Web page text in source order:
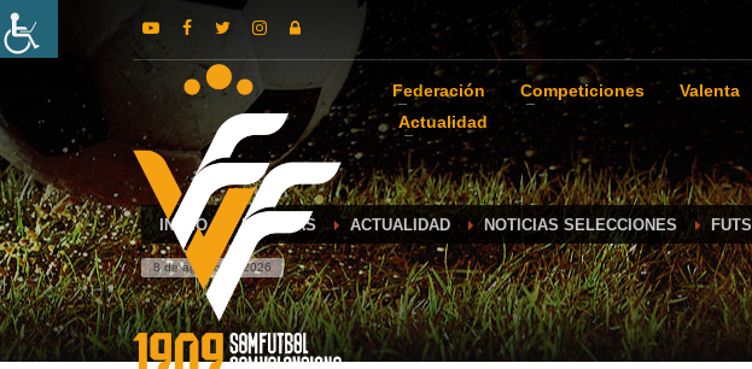
Federación Competiciones Valenta
Actualidad
INICIO NOTICIAS ACTUALIDAD NOTICIAS SELECCIONES
8 de agosto de 2026